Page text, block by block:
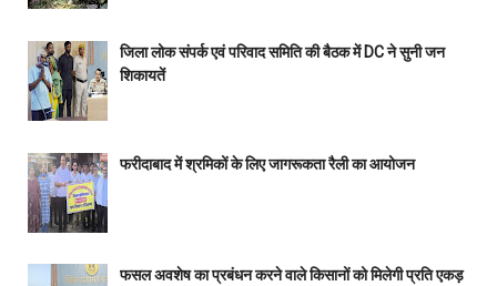
जिला लोक संपर्क एवं परिवाद समिति की बैठक में DC ने सुनी जन
शिकायतें
फरीदाबाद में श्रमिकों के लिए जागरूकता रैली का आयोजन
फसल अवशेष का प्रबंधन करने वाले किसानों को मिलेगी प्रति एकड़